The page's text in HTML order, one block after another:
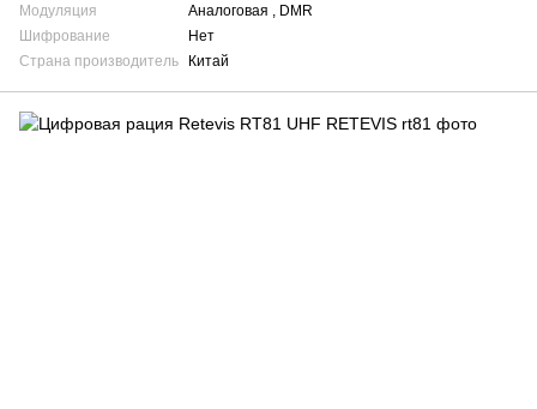
Модуляция
Аналоговая , DMR
Шифрование
Нет
Страна производитель
Китай